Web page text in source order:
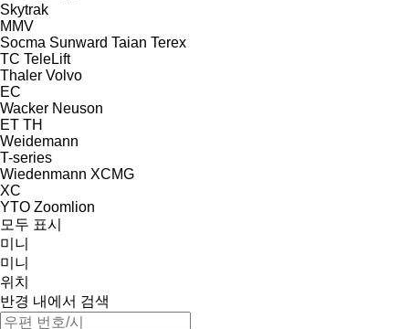
Skytrak
MMV
Socma Sunward Taian Terex
TC TeleLift
Thaler Volvo
EC
Wacker Neuson
ET TH
Weidemann
T-series
Wiedenmann XCMG
XC
YTO Zoomlion
모두 표시
미니
미니
위치
반경 내에서 검색